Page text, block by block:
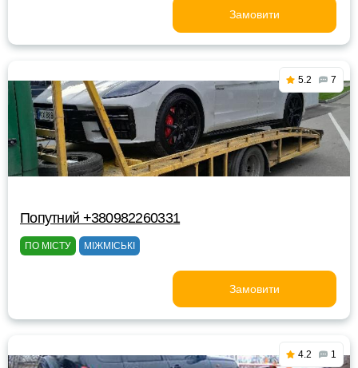
Замовити
5.2 7
Попутний +380982260331
ПО МІСТУ МІЖМІСЬКІ
Замовити
4.2 1